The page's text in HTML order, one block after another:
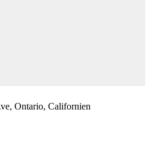
Ontario, Californien